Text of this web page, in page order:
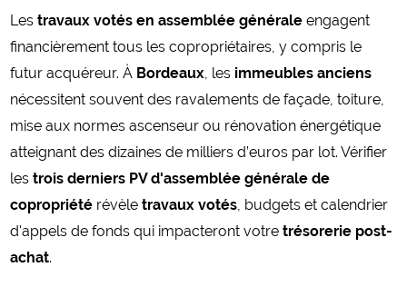
Lestravaux votés en assemblée générale engagent
financièrement tous les copropriétaires, y compris le
futur acquéreur. À Bordeaux, les immeubles anciens
nécessitent souvent des ravalements de façade, toiture,
mise aux normes ascenseur ou rénovation énergétique
atteignant des dizaines de milliers d’euros par lot. Vérifier
lestrois derniers PV d'assemblée générale de
copropriété révèletravaux votés, budgets et calendrier
d'appels de fonds qui impacteront votretrésorerie post-
achat.